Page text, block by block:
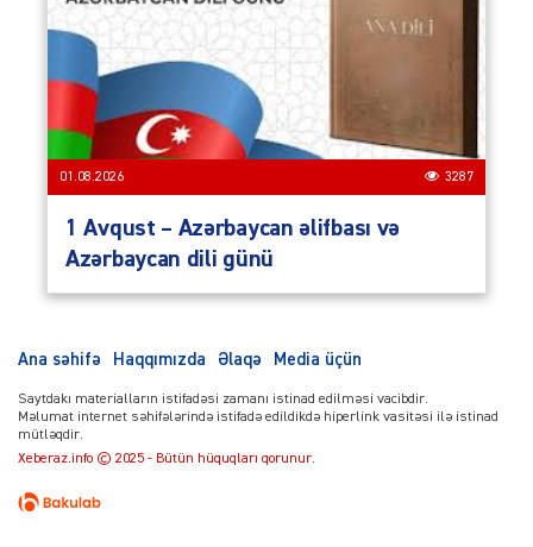
01.08.2026 3287
1 Avqust – Azərbaycan əlifbası və
Azərbaycan dili günü
Ana səhifə Haqqımızda Əlaqə Media üçün
Saytdakı materialların istifadəsi zamanı istinad edilməsi vacibdir.
Məlumat internet səhifələrində istifadə edildikdə hiperlink vasitəsi ilə istinad
mütləqdir.
Xeberaz.info © 2025 - Bütün hüquqları qorunur.